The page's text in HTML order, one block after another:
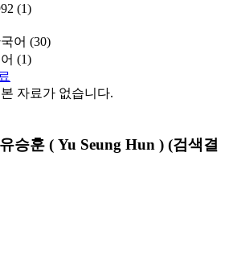
(1)
어 (30)
(1)
자료가 없습니다.
승훈 ( Yu Seung Hun ) (검색결